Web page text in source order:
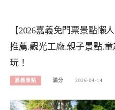
【2026嘉義免門票景點懶
推薦.觀光工廠.親子景點.
玩！
嘉義景點 滿分 2026-04-14